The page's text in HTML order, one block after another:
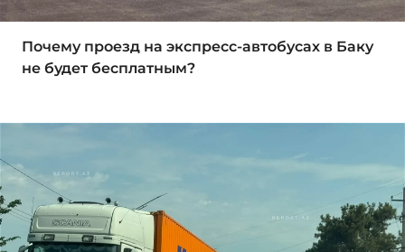
Почему проезд на экспресс-автобусах в Баку
не будет бесплатным?